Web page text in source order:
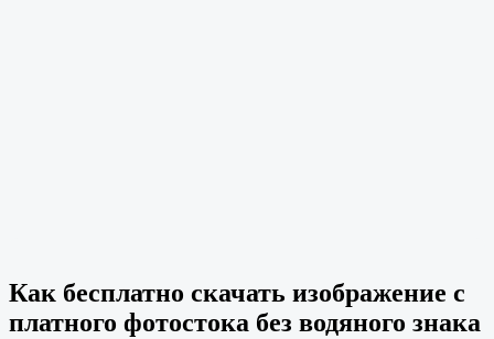
Как бесплатно скачать изображение с
платного фотостока без водяного знака